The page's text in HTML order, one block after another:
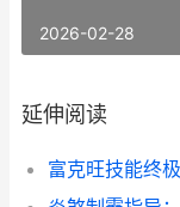
2026-02-28
延伸阅读